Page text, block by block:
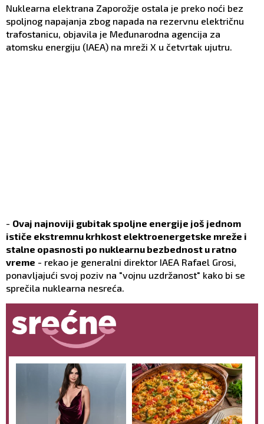
Nuklearna elektrana Zaporožje ostala je preko noći bez
spoljnog napajanja zbog napada na rezervnu električnu
trafostanicu, objavila je Međunarodna agencija za
atomsku energiju (IAEA) na mreži X u četvrtak ujutru.
- Ovaj najnoviji gubitak spoljne energije još jednom
ističe ekstremnu krhkost elektroenergetske mreže i
stalne opasnosti po nuklearnu bezbednost u ratno
vreme - rekao je generalni direktor IAEA Rafael Grosi,
ponavljajući svoj poziv na "vojnu uzdržanost" kako bi se
sprečila nuklearna nesreća.